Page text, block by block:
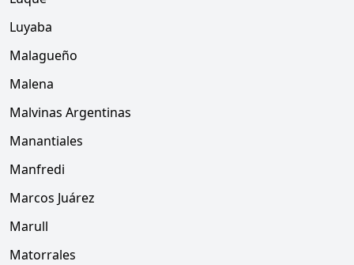
Luyaba
Malagueño
Malena
Malvinas Argentinas
Manantiales
Manfredi
Marcos Juárez
Marull
Matorrales